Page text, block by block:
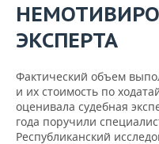
ЭКСПЕРТА
Фактический объем
и их стоимость по
оценивала судебная
года поручили
Республиканский